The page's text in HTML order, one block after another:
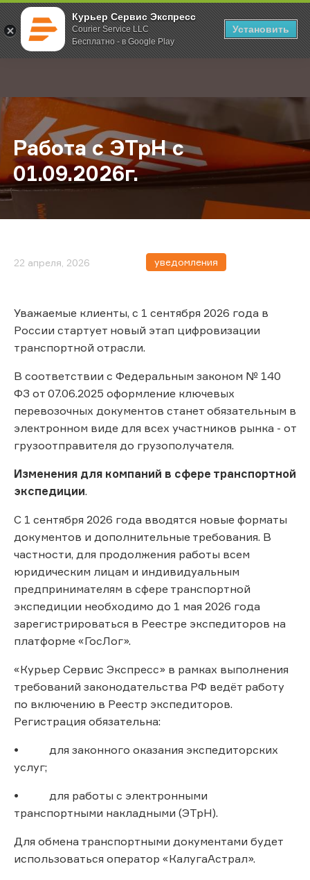
Курьер Сервис Экспресс
Courier Service LLC
Бесплатно - в Google Play
Установить
; Главная О компании Новости Работа с ЭТрН с 01.09.2026г.
Работа с ЭТрН с
01.09.2026г.
22 апреля, 2026 уведомления
Уважаемые клиенты, с 1 сентября 2026 года в
России стартует новый этап цифровизации
транспортной отрасли.
В соответствии с Федеральным законом № 140
ФЗ от 07.06.2025 оформление ключевых
перевозочных документов станет обязательным в
электронном виде для всех участников рынка - от
грузоотправителя до грузополучателя.
Изменения для компаний в сфере транспортной
экспедиции.
С 1 сентября 2026 года вводятся новые форматы
документов и дополнительные требования. В
частности, для продолжения работы всем
юридическим лицам и индивидуальным
предпринимателям в сфере транспортной
экспедиции необходимо до 1 мая 2026 года
зарегистрироваться в Реестре экспедиторов на
платформе «ГосЛог».
«Курьер Сервис Экспресс» в рамках выполнения
требований законодательства РФ ведёт работу
по включению в Реестр экспедиторов.
Регистрация обязательна:
• для законного оказания экспедиторских
услуг;
• для работы с электронными
транспортными накладными (ЭТрН).
Для обмена транспортными документами будет
использоваться оператор «КалугаАстрал».